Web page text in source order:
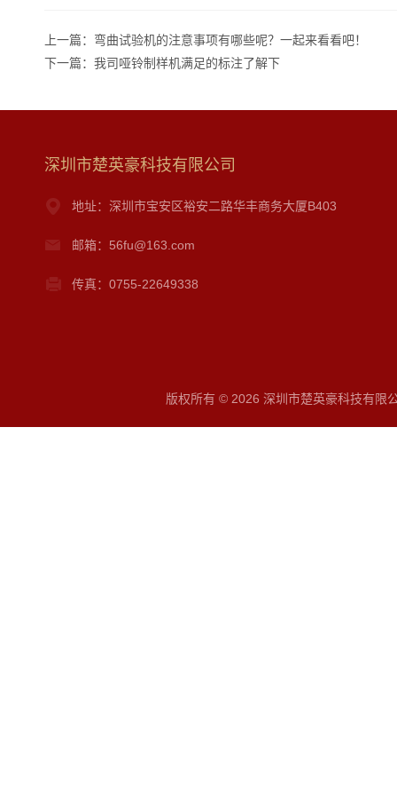
上一篇： 弯曲试验机的注意事项有哪些呢？一起来看看吧！
下一篇： 我司哑铃制样机满足的标注了解下
深圳市楚英豪科技有限公司
地址：深圳市宝安区裕安二路华丰商务大厦B403
邮箱：56fu@163.com
传真：0755-22649338
版权所有 © 2026 深圳市楚英豪科技有限